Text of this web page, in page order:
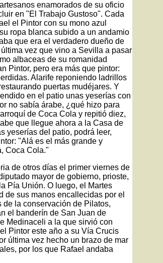
enamorados de su oficio
en "El Trabajo Gustoso". Cada
el Pintor con su mono azul
ropa blanca subido a un andamio
que era el verdadero dueño de
vez que vino a Sevilla a pasar
albaceas de su romanidad
Pintor, pero era más que pintor:
Alarife reponiendo ladrillos
puertas mudéjares. Y
en el patio unas yeserías con
no sabía árabe, ¿qué hizo para
de Coca Cola y repitió diez,
que llegue ahora a la Casa de
yeserías del patio, podrá leer,
"Alá es el más grande y
Coca Cola."
de otros días el primer viernes de
mayor de gobierno, prioste,
Pía Unión. O luego, el Martes
de sus manos encallecidas por el
la conservación de Pilatos,
el banderín de San Juan de
Medinaceli a la que sirvió con
Pintor este año a su Vía Crucis
última vez hecho un brazo de mar
por los que Rafael andaba